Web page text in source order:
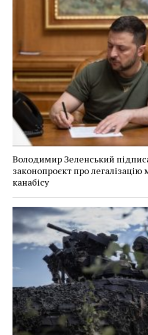
Володимир Зеленський
законопроєкт про
канабісу